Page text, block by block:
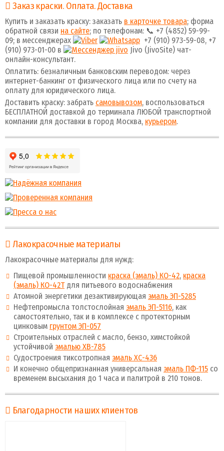
Заказ краски. Оплата. Доставка
Купить и заказать краску: заказать в карточке товара; форма
обратной связи на сайте; по телефонам: 📞 +7 (4852) 59-99-
09; в мессенджерах
+7 (910) 973-59-08, +7
(910) 973-01-00 в
Jivo (JivoSite) чат-
онлайн-консультант.
Оплатить: безналичным банковским переводом: через
интернет-банкинг от физического лица или по счету на
оплату для юридического лица.
Доставить краску: забрать самовывозом, воспользоваться
БЕСПЛАТНОЙ доставкой до терминала ЛЮБОЙ транспортной
компании для доставки в город Москва, курьером.
Лакокрасочные материалы
Лакокрасочные материалы для нужд:
Пищевой промышленности краска (эмаль) КО-42, краска
(эмаль) КО-42Тдля питьевого водоснабжения
Атомной энергетики дезактивирующая эмаль ЭП-5285
Нефтепромысла толстослойная эмаль ЭП-5116, как
самостоятельно, так и в комплексе с протекторным
цинковым грунтом ЭП-057
Строительных отраслей с масло, бензо, химстойкой
устойчивой эмалью ХВ-785
Судостроения тиксотропная эмаль ХС-436
И конечно общепризнанная универсальная эмаль ПФ-115 со
временем высыхания до 1 часа и палитрой в 210 тонов.
Благодарности наших клиентов